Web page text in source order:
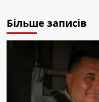
Більше записів